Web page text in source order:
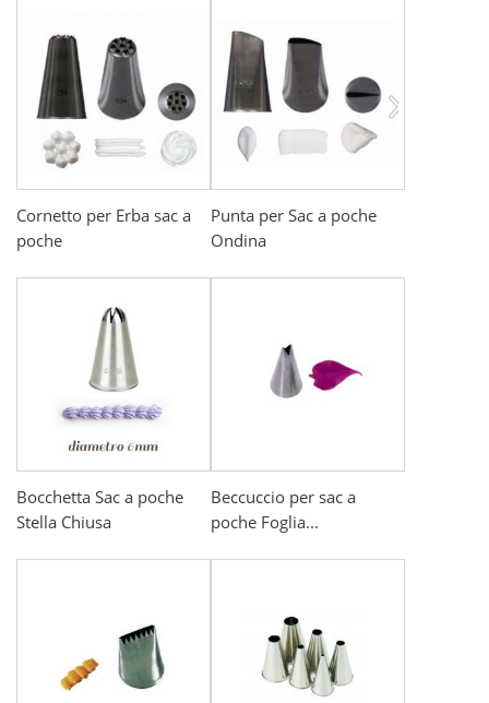
Cornetto per Erba sac a
poche
Punta per Sac a poche
Ondina
Bocchetta Sac a poche
Stella Chiusa
Beccuccio per sac a
poche Foglia...